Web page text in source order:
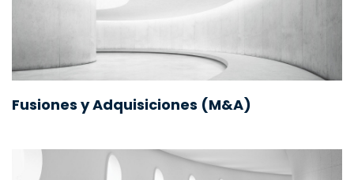
Fusiones y Adquisiciones (M&A)